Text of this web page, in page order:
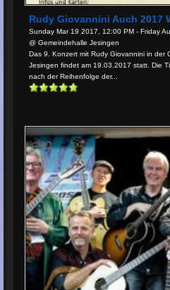
Rudy Giovannini Auch 2017
Sunday Mar 19 2017, 12:00 PM - Friday
@ Gemeindehalle Jesingen
Das 9. Konzert mit Rudy Giovannini in der
Jesingen findet am 19.03.2017 statt. Die
nach der Reihenfolge der...